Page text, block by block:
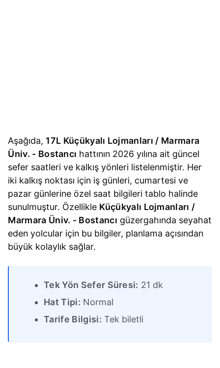
Aşağıda, 17L Küçükyalı Lojmanları / Marmara
Üniv. - Bostancı hattının 2026 yılına ait güncel
sefer saatleri ve kalkış yönleri listelenmiştir. Her
iki kalkış noktası için iş günleri, cumartesi ve
pazar günlerine özel saat bilgileri tablo halinde
sunulmuştur. Özellikle Küçükyalı Lojmanları /
Marmara Üniv. - Bostancı güzergahında seyahat
eden yolcular için bu bilgiler, planlama açısından
büyük kolaylık sağlar.
Tek Yön Sefer Süresi: 21 dk
Hat Tipi: Normal
Tarife Bilgisi: Tek biletli